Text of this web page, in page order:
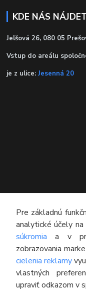
KDE NÁS
Jelšová 26, 080 05
Vstup do areálu
je z ulice: Jesenná 20
KONTAKT
Technický
0948
(Po-Pia,
Pre základnú
analytické účely na
súkromia a v
zobrazovania
cielenia reklamy
vlastných
upraviť odkazom v